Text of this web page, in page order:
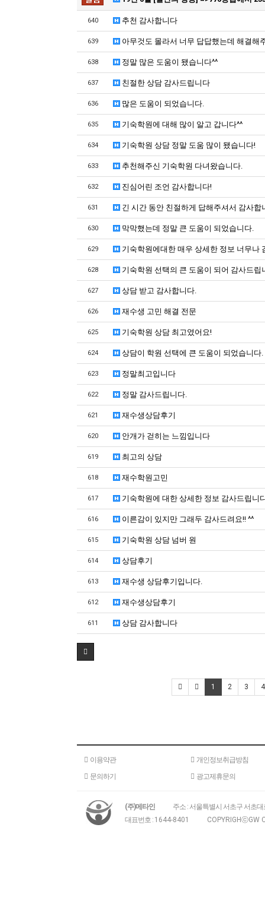
640 추천 감사합니다
639 아무것도 몰라서 너무 답답했는데 해결해
638 정말 많은 도움이 됐습니다^^
637 친절한 상담 감사드립니다
636 많은 도움이 되었습니다.
635 기숙학원에 대해 많이 알고 갑니다^^
634 기숙학원 상담 정말 도움 많이 됐습니다!
633 추천해주신 기숙학원 다녀왔습니다.
632 진심어린 조언 감사합니다!
631 긴 시간 동안 친절하게 답해주셔서 감사합
630 막막했는데 정말 큰 도움이 되었습니다.
629 기숙학원에대한 매우 상세한 정보 너무나
628 기숙학원 선택의 큰 도움이 되어 감사드립
627 상담 받고 감사합니다.
626 재수생 고민 해결 전문
625 기숙학원 상담 최고였어요!
624 상담이 학원 선택에 큰 도움이 되었습니다.
623 정말최고입니다
622 정말 감사드립니다.
621 재수생상담후기
620 안개가 걷히는 느낌입니다
619 최고의 상담
618 재수학원고민
617 기숙학원에 대한 상세한 정보 감사드립니
616 이른감이 있지만 그래두 감사드려요!! ^^
615 기숙학원 상담 넘버 원
614 상담후기
613 재수생 상담후기입니다.
612 재수생상담후기
611 상담 감사합니다
1 2 3 4
이용약관
개인정보취급방침
문의하기
광고제휴문의
(주)메타인
주소 : 서울특별시 서초구 서초대
대표번호 : 1644-8401 COPYRIGHⓒGW